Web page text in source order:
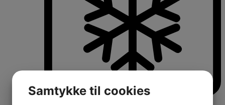
Samtykke til cookies